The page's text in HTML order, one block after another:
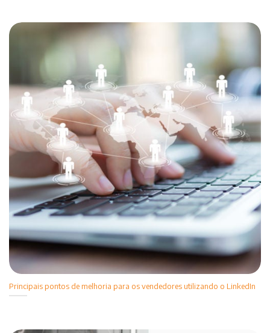
Principais pontos de melhoria para os vendedores utilizando o LinkedIn